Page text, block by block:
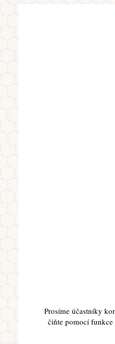
Prosíme účastníky
čiňte pomocí funkce